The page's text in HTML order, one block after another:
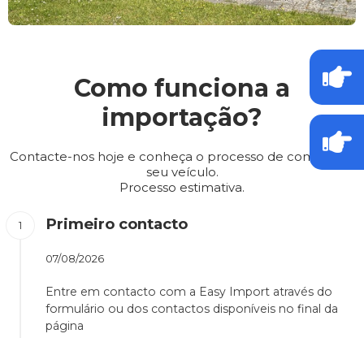
Como funciona a
importação?
Contacte-nos hoje e conheça o processo de compra do
seu veículo.
Processo estimativa.
Primeiro contacto
07/08/2026
Entre em contacto com a Easy Import através do
formulário ou dos contactos disponíveis no final da
página